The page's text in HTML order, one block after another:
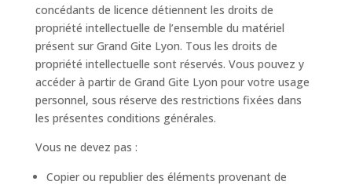
concédants de licence détiennent les droits de
propriété intellectuelle de l’ensemble du matériel
présent sur Grand Gite Lyon. Tous les droits de
propriété intellectuelle sont réservés. Vous pouvez y
accéder à partir de Grand Gite Lyon pour votre usage
personnel, sous réserve des restrictions fixées dans
les présentes conditions générales.
Vous ne devez pas :
Copier ou republier des éléments provenant de